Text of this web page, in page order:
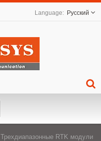
Русский
Трехдиапазонные RTK модули